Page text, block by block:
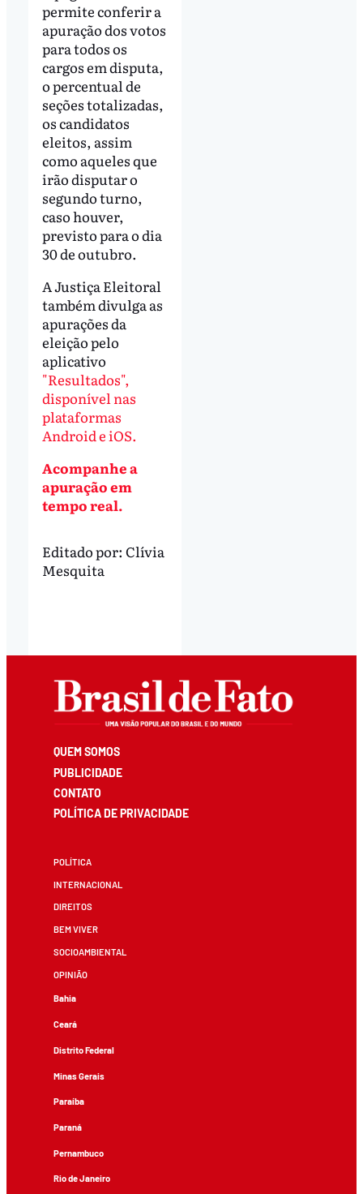
permite conferir a
apuração dos votos
para todos os
cargos em disputa,
o percentual de
seções totalizadas,
os candidatos
eleitos, assim
como aqueles que
irão disputar o
segundo turno,
caso houver,
previsto para o dia
30 de outubro.
A Justiça Eleitoral
também divulga as
apurações da
eleição pelo
aplicativo
"Resultados",
disponível nas
plataformas
Android e iOS.
Acompanhe a
apuração em
tempo real.
Editado por: Clívia
Mesquita
QUEM SOMOS
PUBLICIDADE
CONTATO
POLÍTICA DE PRIVACIDADE
POLÍTICA
INTERNACIONAL
DIREITOS
BEM VIVER
SOCIOAMBIENTAL
OPINIÃO
Bahia
Ceará
Distrito Federal
Minas Gerais
Paraíba
Paraná
Pernambuco
Rio de Janeiro